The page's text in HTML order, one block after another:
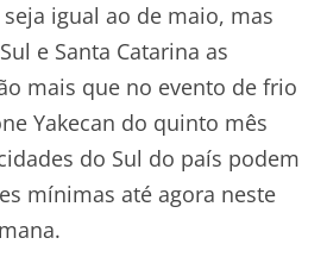
igual ao de maio, mas
e Santa Catarina as
mais que no evento de frio
Yakecan do quinto mês
do Sul do país podem
mínimas até agora neste